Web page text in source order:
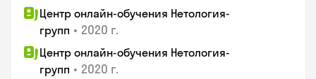
Центр онлайн-обучения Нетология-
групп • 2020 г.
Центр онлайн-обучения Нетология-
групп • 2020 г.